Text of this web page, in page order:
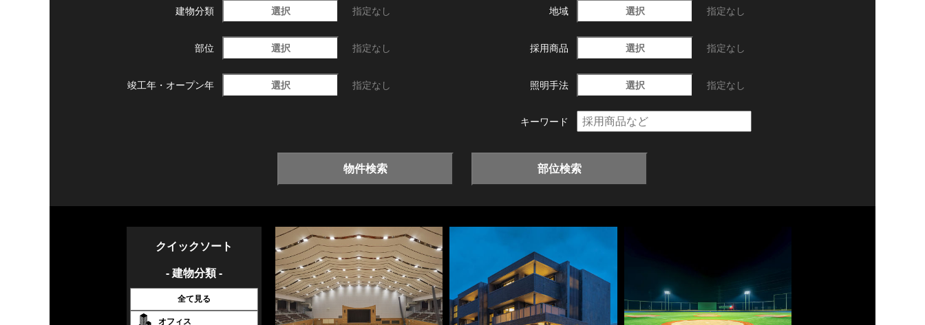
建物分類 選択 指定なし 地域 選択 指定なし
部位 選択 指定なし 採用商品 選択 指定なし
竣工年・ オープン年 選択 指定なし 照明手法 選択 指定なし
キーワード
物件検索 部位検索
クイックソート
- 建物分類 -
全て見る
オフィス